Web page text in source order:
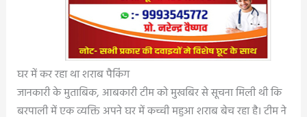
घर में कर रहा था शराब पैकिंग
जानकारी के मुताबिक, आबकारी टीम को मुखबिर से सूचना मिली थी कि
बरपाली में एक व्यक्ति अपने घर में कच्ची महुआ शराब बेच रहा है। टीम ने